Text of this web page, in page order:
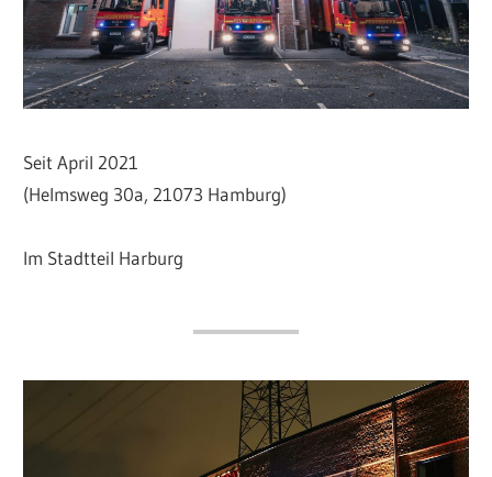
e.V.
Seit April 2021
(Helmsweg 30a, 21073 Hamburg)
Im Stadtteil Harburg